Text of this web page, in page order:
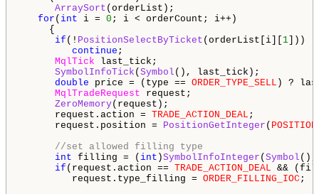
ArraySort (orderList);
for ( int i = 0 ; i < orderCount; i++)
{
if (! PositionSelectByTicket (orderList[i][ 1 ]))
continue ;
MqlTick last_tick;
SymbolInfoTick ( Symbol (), last_tick);
double price = (type == ORDER_TYPE_SELL ) ?
MqlTradeRequest request;
ZeroMemory(request);
request.action = TRADE_ACTION_DEAL ;
request.position = PositionGetInteger (
//set allowed filling type
int filling = ( int )SymbolInfoInteger ( Symbol (),
if (request.action == TRADE_ACTION_DEAL &&
request.type_filling = ORDER_FILLING_IOC ;